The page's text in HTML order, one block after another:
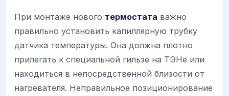
При монтаже нового термостата важно
правильно установить капиллярную трубку
датчика температуры. Она должна плотно
прилегать к специальной гильзе на ТЭНе или
находиться в непосредственной близости от
нагревателя. Неправильное позиционирование